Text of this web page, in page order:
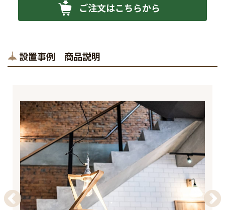
ご注文はこちらから
設置事例 商品説明